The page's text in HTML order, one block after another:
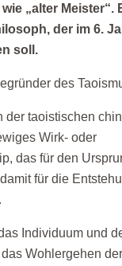
„alter Meister“.
der im 6.
soll.
des
der taoistischen
Wirk- oder
das für den
für die
Individuum und
Wohlergehen